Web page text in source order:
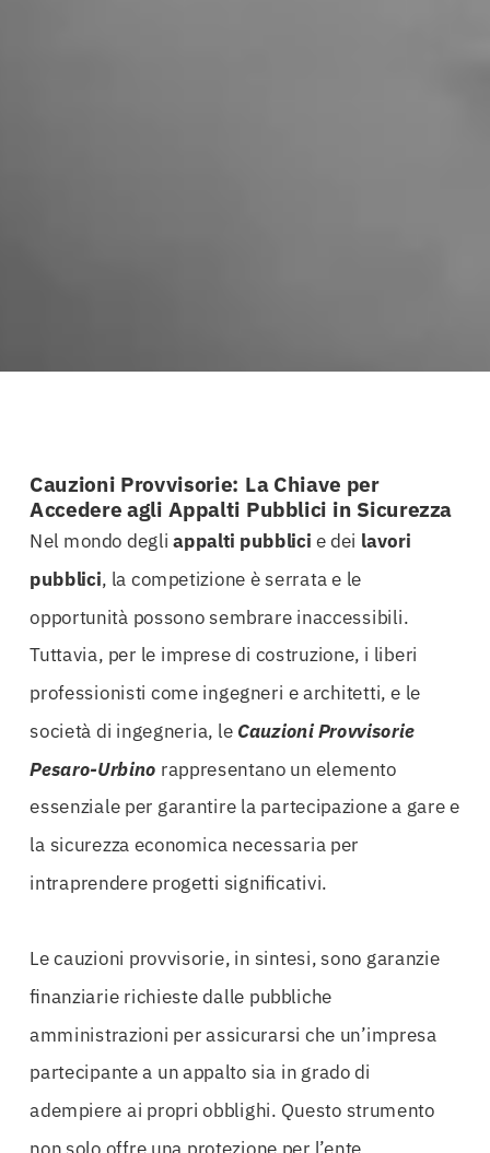
Cauzioni Provvisorie: La Chiave per
Accedere agli Appalti Pubblici in Sicurezza
Nel mondo degliappalti pubblici e dei lavori
pubblici, la competizione è serrata e le
opportunità possono sembrare inaccessibili.
Tuttavia, per le imprese di costruzione, i liberi
professionisti come ingegneri e architetti, e le
società di ingegneria, le Cauzioni Provvisorie
Pesaro-Urbino rappresentano un elemento
essenziale per garantire la partecipazione a gare e
la sicurezza economica necessaria per
intraprendere progetti significativi.
Le cauzioni provvisorie, in sintesi, sono garanzie
finanziarie richieste dalle pubbliche
amministrazioni per assicurarsi che un’impresa
partecipante a un appalto sia in grado di
adempiere ai propri obblighi. Questo strumento